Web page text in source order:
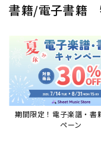
書籍/電子書籍
期間限定！電子楽譜・書
ペーン